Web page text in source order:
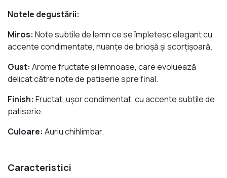
Notele degustării:
Miros: Note subtile de lemn ce se împletesc elegant cu
accente condimentate, nuanțe de brioșă și scorțișoară.
Gust: Arome fructate și lemnoase, care evoluează
delicat către note de patiserie spre final.
Finish: Fructat, ușor condimentat, cu accente subtile de
patiserie.
Culoare: Auriu chihlimbar.
Caracteristici